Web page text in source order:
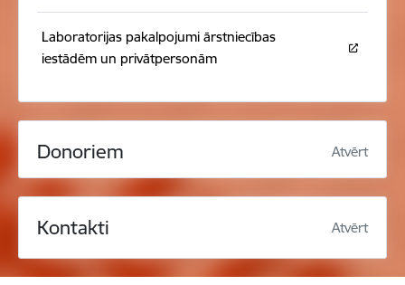
Laboratorijas pakalpojumi ārstniecības
iestādēm un privātpersonām
Donoriem Atvērt
Kontakti Atvērt